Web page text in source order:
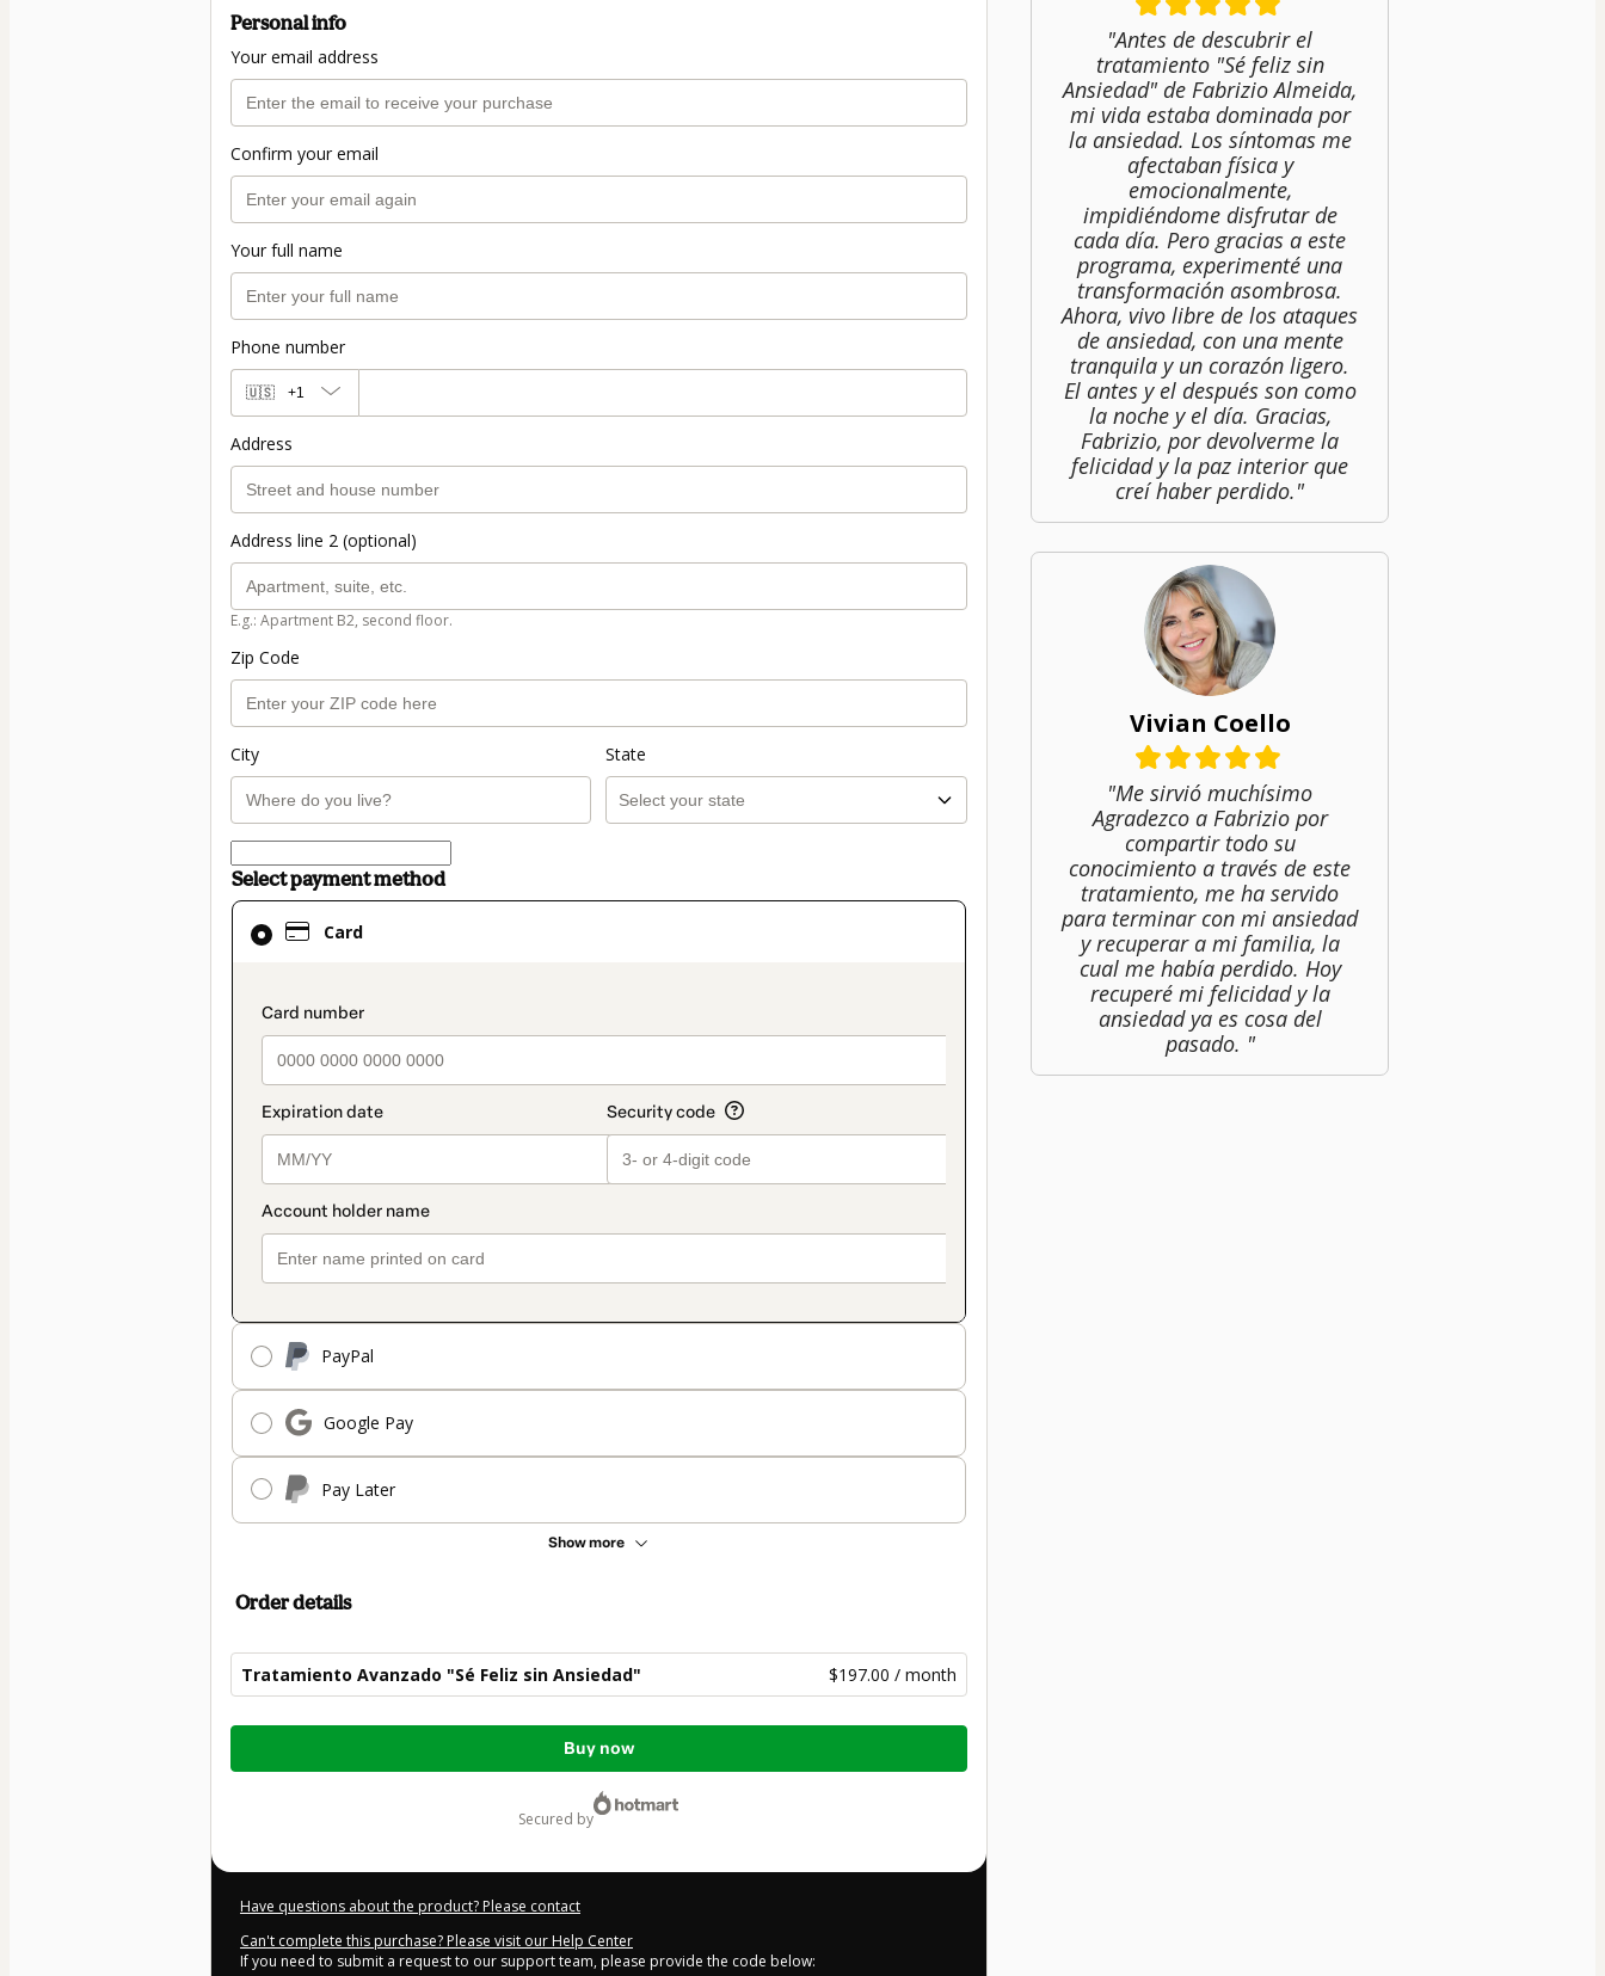
Personal info
Your email address
Confirm your email
Your full name
Phone number
🇺🇸 +1
Address
Address line 2 (optional)
E.g.: Apartment B2, second floor.
Zip Code
City State
Select payment method
Card
payment_data.section_title_v2
PayPal
Google Pay
Pay Later
Show more
Card
selected
method
Order details
Tratamiento Avanzado "Sé Feliz sin Ansiedad" $197.00 / month
Total
Buy now
secured by
Have questions about the product? Please contact
Can't complete this purchase? Please visit our Help Center
If you need to submit a request to our support team, please provide the code below:
"Antes de descubrir el
tratamiento "Sé feliz sin
Ansiedad" de Fabrizio Almeida,
mi vida estaba dominada por
la ansiedad. Los síntomas me
afectaban física y
emocionalmente,
impidiéndome disfrutar de
cada día. Pero gracias a este
programa, experimenté una
transformación asombrosa.
Ahora, vivo libre de los ataques
de ansiedad, con una mente
tranquila y un corazón ligero.
El antes y el después son como
la noche y el día. Gracias,
Fabrizio, por devolverme la
felicidad y la paz interior que
creí haber perdido."
Vivian Coello
"Me sirvió muchísimo
Agradezco a Fabrizio por
compartir todo su
conocimiento a través de este
tratamiento, me ha servido
para terminar con mi ansiedad
y recuperar a mi familia, la
cual me había perdido. Hoy
recuperé mi felicidad y la
ansiedad ya es cosa del
pasado. "